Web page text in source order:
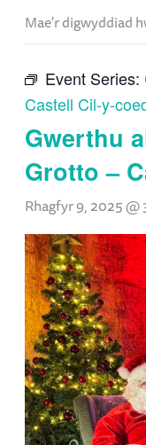
Mae'r digwyddiad
Event Series:
Castell Cil-y-
Gwerthu
Grotto –
Rhagfyr 9, 2025 @